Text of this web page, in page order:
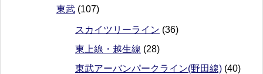
東武 (107)
スカイツリーライン (36)
東上線・越生線 (28)
東武アーバンパークライン(野田線) (40)